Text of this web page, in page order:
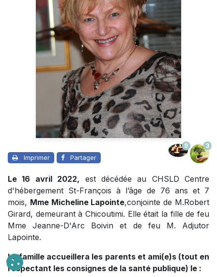
Imprimer Partager
9 3
Le 16 avril 2022, est décédée au CHSLD Centre
d'hébergement St-François à l’âge de 76 ans et 7
mois, Mme Micheline Lapointe,conjointe de M.Robert
Girard, demeurant à Chicoutimi. Elle était la fille de feu
Mme Jeanne-D'Arc Boivin et de feu M. Adjutor
Lapointe.
La famille accueillera les parents et ami(e)s (tout en
respectant les consignes de la santé publique) le :